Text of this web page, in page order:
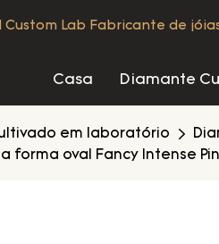
Custom Lab Fabricante de
Casa Diamante
em laboratório
forma oval Fancy Intense